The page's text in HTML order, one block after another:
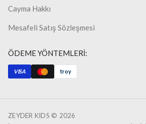
Cayma Hakkı
Mesafeli Satış Sözleşmesi
ÖDEME YÖNTEMLERİ:
VISA troy
ZEYDER KIDS © 2026